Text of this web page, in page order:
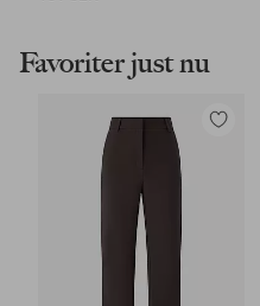
Favoriter just nu
Lägg